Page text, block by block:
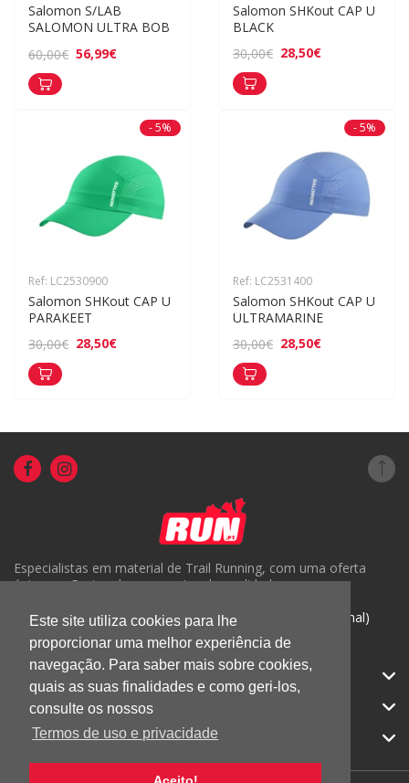
Este site utiliza cookies para lhe
proporcionar uma melhor experiência de
navegação. Para saber mais sobre cookies,
quais as suas finalidades e como geri-los,
consulte os nossos
Termos de uso e privacidade
Salomon S/LAB
SALOMON ULTRA BOB
60,00€ 56,99€
Salomon SHKout CAP U
BLACK
30,00€ 28,50€
- 5%
Ref: LC2530900
Salomon SHKout CAP U
PARAKEET
30,00€ 28,50€
- 5%
Ref: LC2531400
Salomon SHKout CAP U
ULTRAMARINE
30,00€ 28,50€
Especialistas em material de Trail Running, com uma oferta
única em Portugal e um serviço de qualidade.
( +351) 918816191 (Chamada para rede móvel nacional)
geral@run.pt
CATEGORIAS
APOIO AO CLIENTE